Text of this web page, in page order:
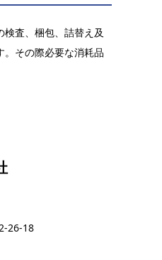
査、梱包、詰替え及
。その際必要な消耗品
26-18